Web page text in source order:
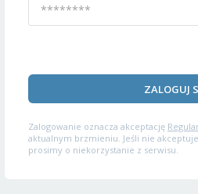
ZALOGUJ
Zalogowanie oznacza akceptację
aktualnym brzmieniu. Jeśli nie
prosimy o niekorzystanie z serwisu.